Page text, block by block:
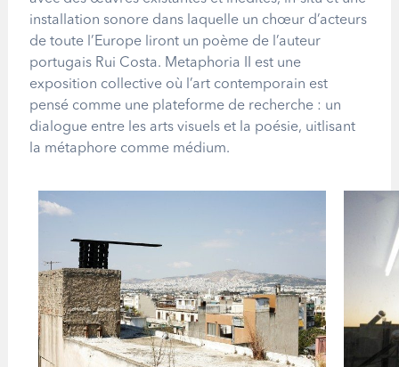
installation sonore dans laquelle un choeur d’acteurs
de toute l’Europe liront un poème de l’auteur
portugais Rui Costa. Metaphoria II est une
exposition collective où l’art contemporain est
pensé comme une plateforme de recherche : un
dialogue entre les arts visuels et la poésie, uitlisant
la métaphore comme médium.